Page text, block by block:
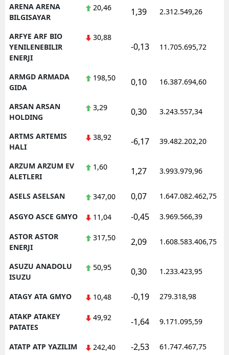
ARENA ARENA
BILGISAYAR
20,46 1,39 2.312.549,26
ARFYE ARF BIO
YENILENEBILIR
ENERJI
30,88
-0,13 11.705.695,72
ARMGD ARMADA
GIDA
198,50 0,10 16.387.694,60
ARSAN ARSAN
HOLDING
3,29 0,30 3.243.557,34
ARTMS ARTEMIS
HALI
38,92 -6,17 39.482.202,20
ARZUM ARZUM EV
ALETLERI
1,60 1,27 3.993.979,96
ASELS ASELSAN 347,00 0,07 1.647.082.462,75
ASGYO ASCE GMYO 11,04 -0,45 3.969.566,39
ASTOR ASTOR
ENERJI
317,50 2,09 1.608.583.406,75
ASUZU ANADOLU
ISUZU
50,95 0,30 1.233.423,95
ATAGY ATA GMYO 10,48 -0,19 279.318,98
ATAKP ATAKEY
PATATES
49,92 -1,64 9.171.095,59
ATATP ATP YAZILIM 242,40 -2,53 61.747.467,75